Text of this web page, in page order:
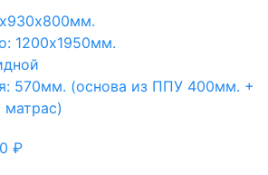
1200х1950мм.
570мм. (основа из ППУ 400мм. +
₽